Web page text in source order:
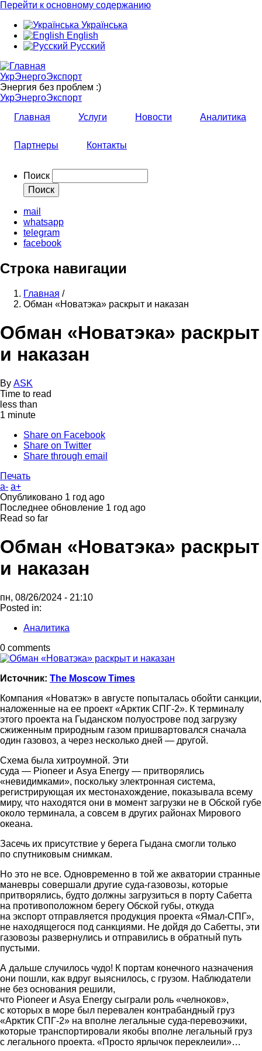
Перейти к основному содержанию
Українська
English
Русский
УкрЭнергоЭкспорт
Энергия без проблем :)
УкрЭнергоЭкспорт
Главная
Услуги Новости Аналитика
Партнеры Контакты
Поиск
mail
whatsapp
telegram
facebook
Строка навигации
Главная /
Обман «Новатэка» раскрыт и наказан
Обман «Новатэка» раскрыт
и наказан
By ASK
Time to read
less than
1 minute
Share on Facebook
Share on Twitter
Share through email
Печать
a- a+
Опубликовано 1 год ago
Последнее обновление 1 год ago
Read so far
Обман «Новатэка» раскрыт
и наказан
пн, 08/26/2024 - 21:10
Posted in:
Аналитика
0 comments
Источник: The Moscow Times
Компания «Новатэк» в августе попыталась обойти санкции,
наложенные на ее проект «Арктик СПГ-2». К терминалу
этого проекта на Гыданском полуострове под загрузку
сжиженным природным газом пришвартовался сначала
один газовоз, а через несколько дней — другой.
Схема была хитроумной. Эти
суда — Pioneer и Asya Energy — притворялись
«невидимками», поскольку электронная система,
регистрирующая их местонахождение, показывала всему
миру, что находятся они в момент загрузки не в Обской губе
около терминала, а совсем в других районах Мирового
океана.
Засечь их присутствие у берега Гыдана смогли только
по спутниковым снимкам.
Но это не все. Одновременно в той же акватории странные
маневры совершали другие суда-газовозы, которые
притворялись, будто должны загрузиться в порту Сабетта
на противоположном берегу Обской губы, откуда
на экспорт отправляется продукция проекта «Ямал-СПГ»,
не находящегося под санкциями. Не дойдя до Сабетты, эти
газовозы развернулись и отправились в обратный путь
пустыми.
А дальше случилось чудо! К портам конечного назначения
они пошли, как вдруг выяснилось, с грузом. Наблюдатели
не без основания решили,
что Pioneer и Asya Energy сыграли роль «челноков»,
с которых в море был перевален контрабандный груз
«Арктик СПГ-2» на вполне легальные суда-перевозчики,
которые транспортировали якобы вполне легальный груз
с легального проекта. «Просто ярлычок переклеили»…